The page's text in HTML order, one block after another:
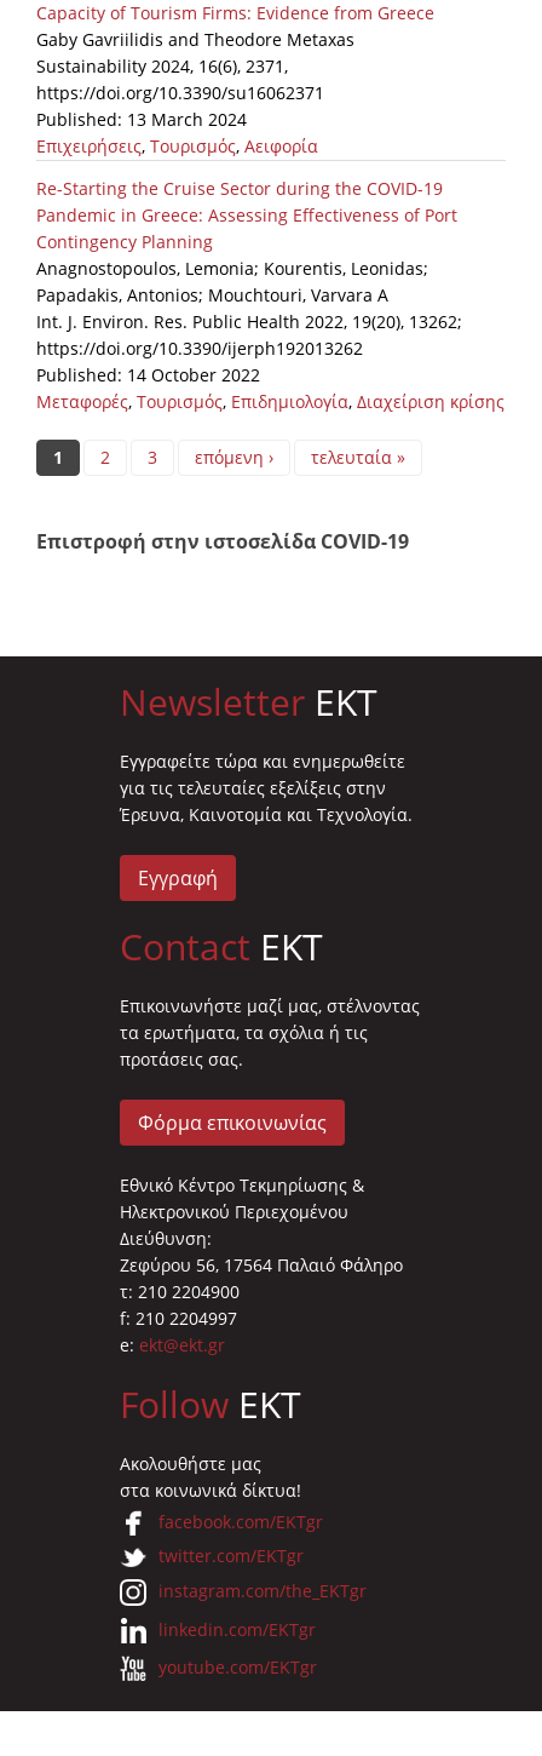
Capacity of Tourism Firms: Evidence from Greece
Gaby Gavriilidis and Theodore Metaxas
Sustainability 2024, 16(6), 2371,
https://doi.org/10.3390/su16062371
Published: 13 March 2024
Επιχειρήσεις, Τουρισμός, Αειφορία
Re-Starting the Cruise Sector during the COVID-19
Pandemic in Greece: Assessing Effectiveness of Port
Contingency Planning
Anagnostopoulos, Lemonia; Kourentis, Leonidas;
Papadakis, Antonios; Mouchtouri, Varvara A
Int. J. Environ. Res. Public Health 2022, 19(20), 13262;
https://doi.org/10.3390/ijerph192013262
Published: 14 October 2022
Μεταφορές, Τουρισμός, Επιδημιολογία, Διαχείριση κρίσης
Pages
1 2 3 επόμενη › τελευταία »
Επιστροφή στην ιστοσελίδα COVID-19
Newsletter EKT
Eγγραφείτε τώρα και ενημερωθείτε
για τις τελευταίες εξελίξεις στην
Έρευνα, Καινοτομία και Τεχνολογία.
Εγγραφή
Contact EKT
Επικοινωνήστε μαζί μας, στέλνοντας
τα ερωτήματα, τα σχόλια ή τις
προτάσεις σας.
Φόρμα επικοινωνίας
Εθνικό Κέντρο Τεκμηρίωσης &
Ηλεκτρονικού Περιεχομένου
Διεύθυνση:
Ζεφύρου 56, 17564 Παλαιό Φάληρο
τ: 210 2204900
f: 210 2204997
e: ekt@ekt.gr
Follow EKT
Ακολουθήστε μας
στα κοινωνικά δίκτυα!
facebook.com/EKTgr
twitter.com/EKTgr
instagram.com/the_EKTgr
linkedin.com/EKTgr
youtube.com/EKTgr